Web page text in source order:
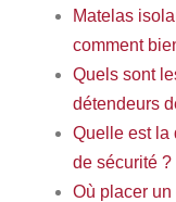
Matelas
comment
Quels sont
détendeurs
Quelle est la
de sécurité ?
Où placer